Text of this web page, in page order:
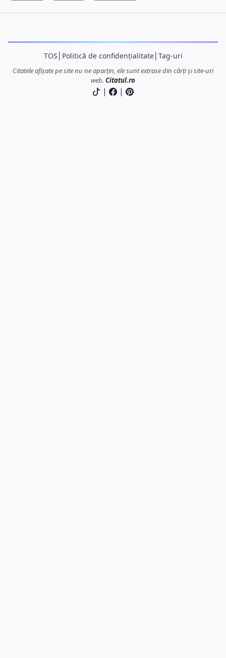
TOS Politică de confidențialitate│ Tag-uri
Citatele afișate pe site nu ne aparțin, ele sunt extrase din cărți și site-uri
web. Citatul.ro
| |